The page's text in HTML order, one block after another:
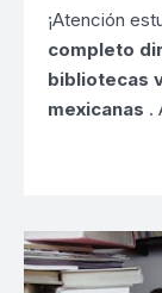
¡Atención
completo
bibliotecas
mexicanas .